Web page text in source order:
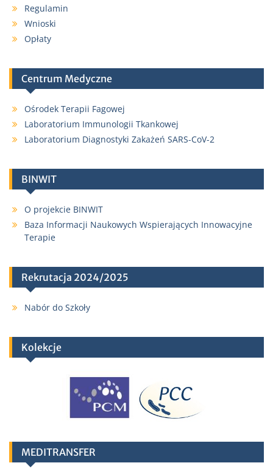
Regulamin
Wnioski
Opłaty
Centrum Medyczne
Ośrodek Terapii Fagowej
Laboratorium Immunologii Tkankowej
Laboratorium Diagnostyki Zakażeń SARS-CoV-2
BINWIT
O projekcie BINWIT
Baza Informacji Naukowych Wspierających Innowacyjne
Terapie
Rekrutacja 2024/2025
Nabór do Szkoły
Kolekcje
MEDITRANSFER